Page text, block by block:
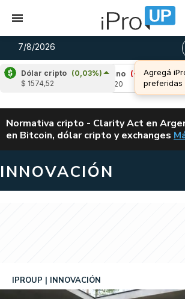
7/8/2026
Dólar cripto (0,03%)
$ 1574,52
Cardano (-3,60%)
ALERTA
Normativa cripto - Clarity Act en
en Bitcoin, dólar cripto y exchanges
INNOVACIÓN
IPROUP INNOVACIÓN